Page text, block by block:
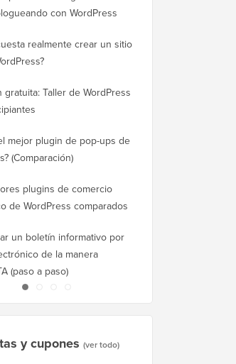
con WordPress
realmente crear un sitio
gratuita: Taller de WordPress
mejor plugin de pop-ups de
(Comparación)
plugins de comercio
de WordPress comparados
un boletín informativo por
de la manera
(paso a paso)
y cupones (ver todo)